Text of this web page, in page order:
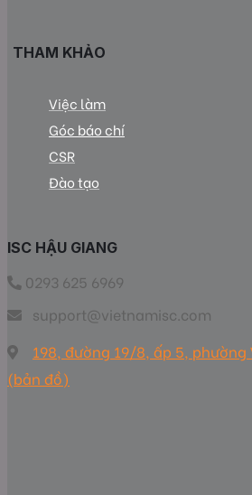
THAM KHẢO
Việc làm
Góc báo chí
CSR
Đào tạo
ISC HẬU GIANG
0293 625 6969
support@vietnamisc.com
198, đường 19/8, ấp 5, phường
(bản đồ)